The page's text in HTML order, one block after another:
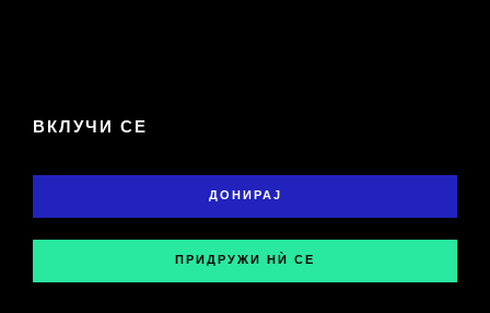
ВКЛУЧИ СЕ
ДОНИРАЈ
ПРИДРУЖИ НЍ СЕ